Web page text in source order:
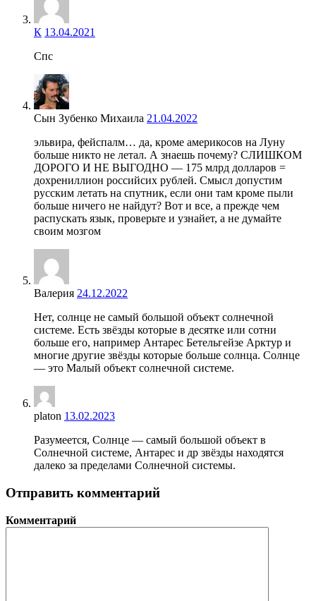
К 13.04.2021
Спс
Сын Зубенко Михаила 21.04.2022
эльвира, фейспалм… да, кроме америкосов на Луну
больше никто не летал. А знаешь почему? СЛИШКОМ
ДОРОГО И НЕ ВЫГОДНО — 175 млрд долларов =
дохрениллион российсих рублей. Смысл допустим
русским летать на спутник, если они там кроме пыли
больше ничего не найдут? Вот и все, а прежде чем
распускать язык, проверьте и узнайет, а не думайте
своим мозгом
Валерия 24.12.2022
Нет, солнце не самый большой объект солнечной
системе. Есть звёзды которые в десятке или сотни
больше его, например Антарес Бетельгейзе Арктур и
многие другие звёзды которые больше солнца. Солнце
— это Малый объект солнечной системе.
platon 13.02.2023
Разумеется, Солнце — самый большой объект в
Солнечной системе, Антарес и др звёзды находятся
далеко за пределами Солнечной системы.
Отправить комментарий
Комментарий